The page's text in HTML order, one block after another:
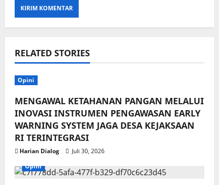
RELATED STORIES
Opini
MENGAWAL KETAHANAN PANGAN MELALUI
INOVASI INSTRUMEN PENGAWASAN EARLY
WARNING SYSTEM JAGA DESA KEJAKSAAN
RI TERINTEGRASI
Harian Dialog
Juli 30, 2026
Opini